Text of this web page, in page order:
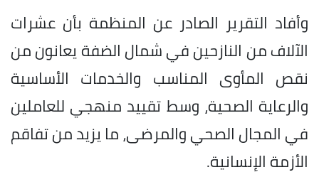
وأفاد التقرير الصادر عن المنظمة بأن عشرات
الآلاف من النازحين في شمال الضفة يعانون من
نقص المأوى المناسب والخدمات الأساسية
والرعاية الصحية، وسط تقييد منهجي للعاملين
في المجال الصحي والمرضى، ما يزيد من تفاقم
الأزمة الإنسانية.